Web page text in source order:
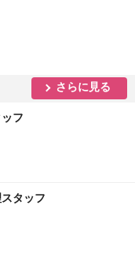
さらに見る
フ
タッフ